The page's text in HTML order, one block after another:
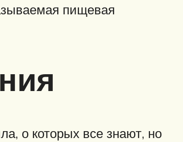
пищевая
о которых все знают, но